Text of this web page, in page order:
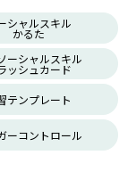
シャルスキル
かるた
ーシャルスキル
ッシュカード
テンプレート
ーコントロール